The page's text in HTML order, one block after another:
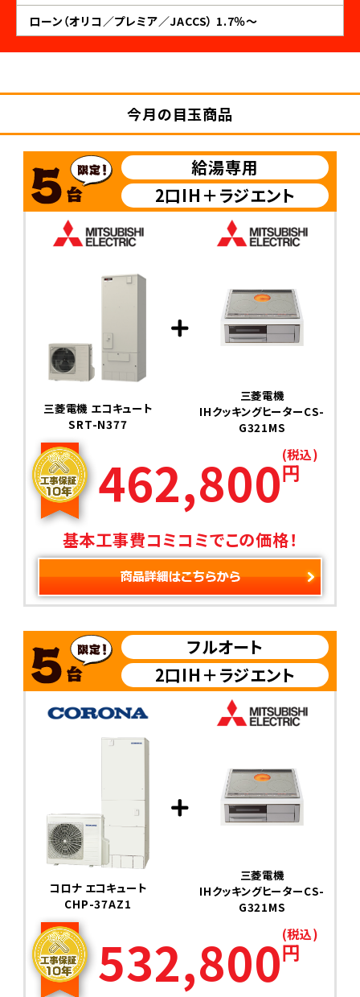
ローン（オリコ／プレミア／JACCS） 1.7％～
今月の目玉商品
給湯専用
2口IH＋ラジエント
三菱電機 エコキュート
SRT-N377
三菱電機
IHクッキングヒーターCS-
G321MS
462,800円
(税込)
基本工事費コミコミでこの価格！
フルオート
2口IH＋ラジエント
コロナ エコキュート
CHP-37AZ1
三菱電機
IHクッキングヒーターCS-
G321MS
532,800円
(税込)